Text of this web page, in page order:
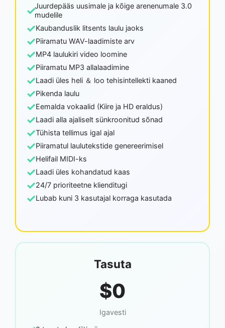
✓Juurdepääs uusimale ja kõige arenenumale 3.0
mudelile
✓Kaubanduslik litsents laulu jaoks
✓Piiramatu WAV-laadimiste arv
✓MP4 laulukiri video loomine
✓Piiramatu MP3 allalaadimine
✓Laadi üles heli ＆ loo tehisintellekti kaaned
✓Pikenda laulu
✓Eemalda vokaalid (Kiire ja HD eraldus)
✓Laadi alla ajaliselt sünkroonitud sõnad
✓Tühista tellimus igal ajal
✓Piiramatul laulutekstide genereerimisel
✓Helifail MIDI-ks
✓Laadi üles kohandatud kaas
✓24/7 prioriteetne klienditugi
✓Lubab kuni 3 kasutajal korraga kasutada
Tasuta
$0
Igavesti